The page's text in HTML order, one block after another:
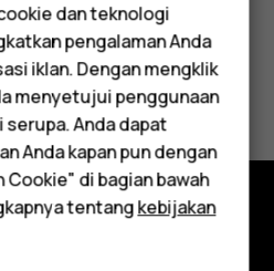
dan teknologi
pengalaman Anda
iklan. Dengan mengklik
menyetujui penggunaan
Anda dapat
Anda kapan pun dengan
di bagian bawah
tentangkebijakan